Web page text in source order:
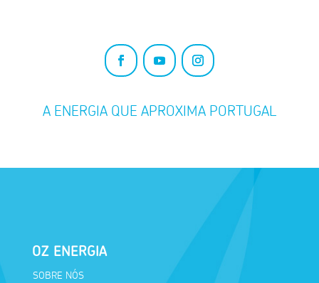
A ENERGIA QUE APROXIMA PORTUGAL
OZ ENERGIA
SOBRE NÓS